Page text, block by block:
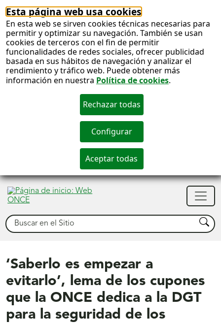
Esta página web usa cookies
En esta web se sirven cookies técnicas necesarias para
permitir y optimizar su navegación. También se usan
cookies de terceros con el fin de permitir
funcionalidades de redes sociales, ofrecer publicidad
basada en sus hábitos de navegación y analizar el
rendimiento y tráfico web. Puede obtener más
información en nuestra Política de cookies.
Buscar Buscar
‘Saberlo es empezar a
evitarlo’, lema de los cupones
que la ONCE dedica a la DGT
para la seguridad de los